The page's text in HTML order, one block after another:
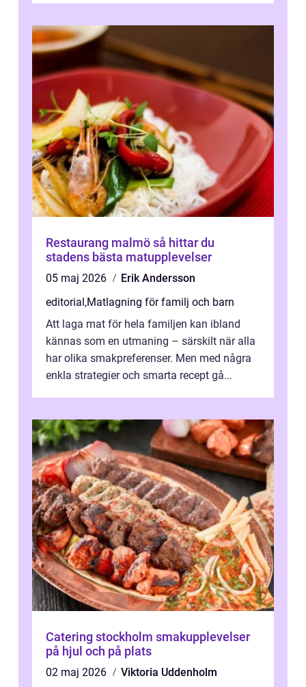
Restaurang malmö så hittar du
stadens bästa matupplevelser
05 maj 2026
Erik Andersson
editorial ,Matlagning för familj och barn
Att laga mat för hela familjen kan ibland
kännas som en utmaning – särskilt när alla
har olika smakpreferenser. Men med några
enkla strategier och smarta recept gå...
Catering stockholm smakupplevelser
på hjul och på plats
02 maj 2026
Viktoria Uddenholm